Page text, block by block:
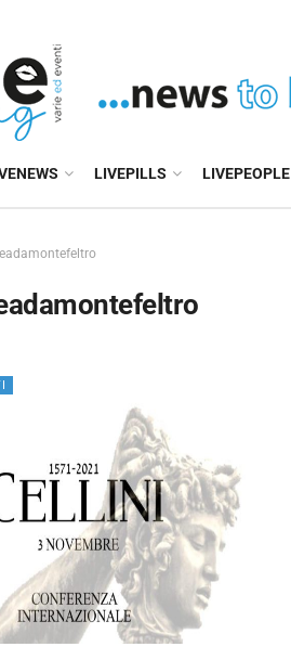
LIVEPILLS LIVEPEOPLE